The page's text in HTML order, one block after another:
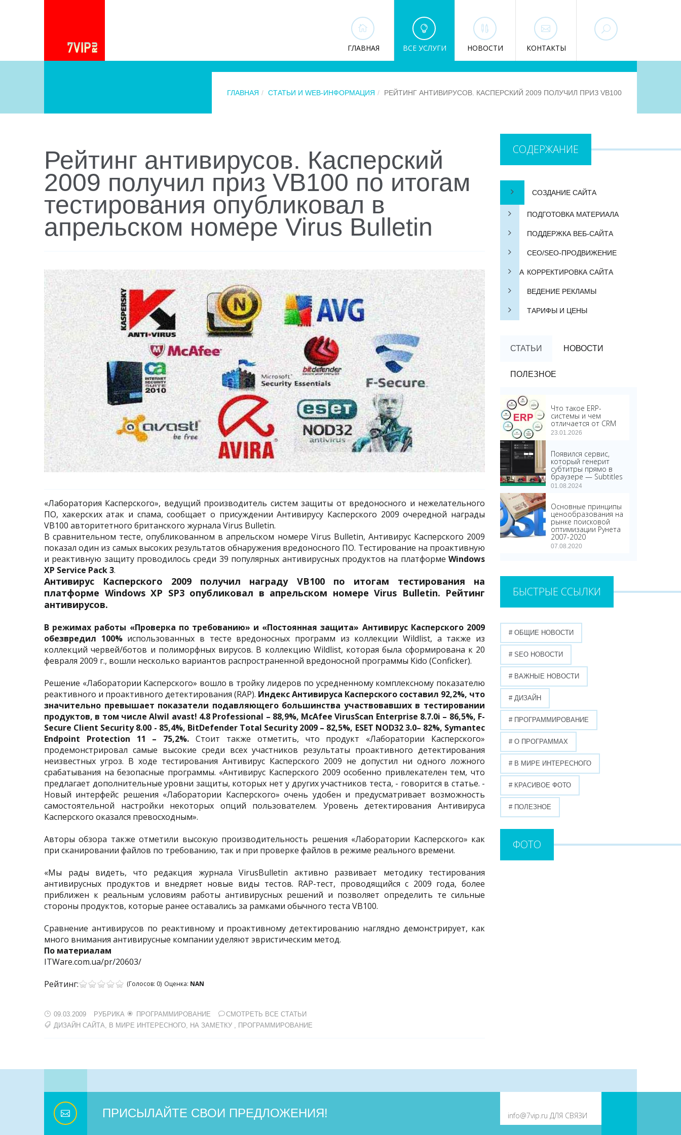
ГЛАВНАЯ ВСЕ УСЛУГИ НОВОСТИ КОНТАКТЫ
ГЛАВНАЯ СТАТЬИ И WEB-ИНФОРМАЦИЯ РЕЙТИНГ АНТИВИРУСОВ. КАСПЕРСКИЙ 2009 ПОЛУЧИЛ ПРИЗ VB100
Рейтинг антивирусов. Касперский
2009 получил приз VB100 по итогам
тестирования опубликовал в
апрельском номере Virus Bulletin
«Лаборатория Касперского», ведущий производитель систем защиты от вредоносного и нежелательного
ПО, хакерских атак и спама, сообщает о присуждении Антивирусу Касперского 2009 очередной награды
VB100 авторитетного британского журнала Virus Bulletin.
В сравнительном тесте, опубликованном в апрельском номере Virus Bulletin, Антивирус Касперского 2009
показал один из самых высоких результатов обнаружения вредоносного ПО. Тестирование на проактивную
и реактивную защиту проводилось среди 39 популярных антивирусных продуктов на платформе Windows
XP Service Pack 3.
Антивирус Касперского 2009 получил награду VB100 по итогам тестирования на
платформе Windows XP SP3 опубликовал в апрельском номере Virus Bulletin. Рейтинг
антивирусов.
В режимах работы «Проверка по требованию» и «Постоянная защита» Антивирус Касперского 2009
обезвредил 100%использованных в тесте вредоносных программ из коллекции Wildlist, а также из
коллекций червей/ботов и полиморфных вирусов. В коллекцию Wildlist, которая была сформирована к 20
февраля 2009 г., вошли несколько вариантов распространенной вредоносной программы Kido (Conficker).
Решение «Лаборатории Касперского» вошло в тройку лидеров по усредненному комплексному показателю
реактивного и проактивного детектирования (RAP). Индекс Антивируса Касперского составил 92,2%, что
значительно превышает показатели подавляющего большинства участвовавших в тестировании
продуктов, в том числе Alwil avast! 4.8 Professional – 88,9%, McAfee VirusScan Enterprise 8.7.0i – 86,5%, F-
Secure Client Security 8.00 - 85,4%, BitDefender Total Security 2009 – 82,5%, ESET NOD32 3.0– 82%, Symantec
Endpoint Protection 11 – 75,2%. Стоит также отметить, что продукт «Лаборатории Касперского»
продемонстрировал самые высокие среди всех участников результаты проактивного детектирования
неизвестных угроз. В ходе тестирования Антивирус Касперского 2009 не допустил ни одного ложного
срабатывания на безопасные программы. «Антивирус Касперского 2009 особенно привлекателен тем, что
предлагает дополнительные уровни защиты, которых нет у других участников теста, - говорится в статье. -
Новый интерфейс решения «Лаборатории Касперского» очень удобен и предусматривает возможность
самостоятельной настройки некоторых опций пользователем. Уровень детектирования Антивируса
Касперского оказался превосходным».
Авторы обзора также отметили высокую производительность решения «Лаборатории Касперского» как
при сканировании файлов по требованию, так и при проверке файлов в режиме реального времени.
«Мы рады видеть, что редакция журнала VirusBulletin активно развивает методику тестирования
антивирусных продуктов и внедряет новые виды тестов. RAP-тест, проводящийся с 2009 года, более
приближен к реальным условиям работы антивирусных решений и позволяет определить те сильные
стороны продуктов, которые ранее оставались за рамками обычного теста VB100.
Сравнение антивирусов по реактивному и проактивному детектированию наглядно демонстрирует, как
много внимания антивирусные компании уделяют эвристическим метод.
По материалам
ITWare.com.ua/pr/20603/
Рейтинг:
(Голосов: 0) Оценка: NAN
09.03.2009 РУБРИКА ПРОГРАММИРОВАНИЕ
СМОТРЕТЬ ВСЕ СТАТЬИ
ДИЗАЙН САЙТА, В МИРЕ ИНТЕРЕСНОГО, НА ЗАМЕТКУ , ПРОГРАММИРОВАНИЕ
СОДЕРЖАНИЕ
СОЗДАНИЕ САЙТА
ПОДГОТОВКА МАТЕРИАЛА
ПОДДЕРЖКА ВЕБ-САЙТА
СЕО/SEO-ПРОДВИЖЕНИЕ
САЙТА КОРРЕКТИРОВКА САЙТА
ВЕДЕНИЕ РЕКЛАМЫ
ТАРИФЫ И ЦЕНЫ
СТАТЬИ НОВОСТИ
ПОЛЕЗНОЕ
Что такое ERP-
системы и чем
отличается от CRM
23.01.2026
Появился сервис,
который генерит
субтитры прямо в
браузере — Subtitles
01.08.2024
Основные принципы
ценообразования на
рынке поисковой
оптимизации Рунета
2007-2020
07.08.2020
БЫСТРЫЕ ССЫЛКИ
# ОБЩИЕ НОВОСТИ
# SEO НОВОСТИ
# ВАЖНЫЕ НОВОСТИ
# ДИЗАЙН
# ПРОГРАММИРОВАНИЕ
# О ПРОГРАММАХ
# В МИРЕ ИНТЕРЕСНОГО
# КРАСИВОЕ ФОТО
# ПОЛЕЗНОЕ
ФОТО
ПРИСЫЛАЙТЕ СВОИ ПРЕДЛОЖЕНИЯ!